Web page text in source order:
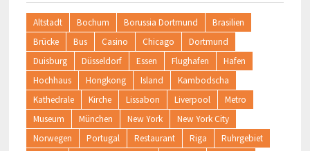
Altstadt Bochum Borussia Dortmund
Brasilien
Brücke
Bus Casino Chicago
Dortmund
Duisburg
Düsseldorf Essen Flughafen
Hafen
Hochhaus
Hongkong Island
Kambodscha
Kathedrale
Kirche Lissabon Liverpool
Metro
Museum
München New York
New York City
Norwegen
Portugal Restaurant Riga
Ruhrgebiet